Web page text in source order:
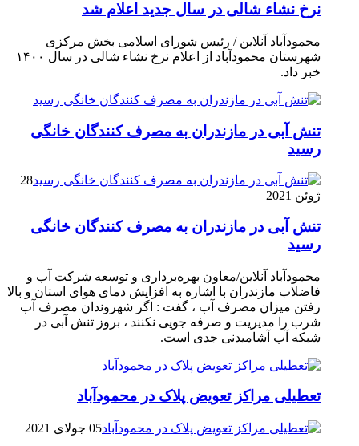
نرخ نشاء شالی در سال جدید اعلام شد
محمودآباد آنلاین / رئیس شورای اسلامی بخش مرکزی
شهرستان محمودآباد از اعلام نرخ نشاء شالی در سال ۱۴۰۰
خبر داد.
تنش آبی در مازندران به مصرف كنندگان خانگی
رسيد
28
ژوئن 2021
تنش آبی در مازندران به مصرف كنندگان خانگی
رسيد
محمودآباد آنلاین/معاون بهره‌برداری و توسعه شرکت آب و
فاضلاب مازندران با اشاره به افزایش دمای هوای استان و بالا
رفتن میزان مصرف آب ، گفت : اگر شهروندان مصرف آب
شرب را مدیریت و صرفه جویی نکنند ، بروز تنش آبی در
شبکه آب آشامیدنی جدی است.
تعطیلی مراکز تعویض پلاک در محمودآباد
05 جولای 2021